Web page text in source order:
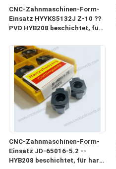
CNC-Zahnmaschinen-Form-
Einsatz HYYKS5132J Z-10 ??
PVD HYB208 beschichtet, für
(ausgenommen hochfeste
Legierungen).
CNC-Zahnmaschinen-Form-
Einsatz JD-65016-5.2 --
HYB208 beschichtet, für harte